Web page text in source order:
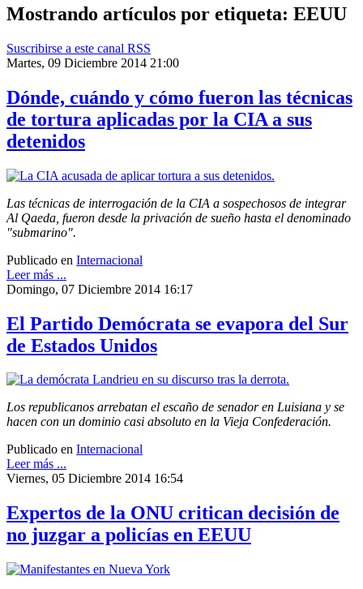
Mostrando artículos por etiqueta: EEUU
Suscribirse a este canal RSS
Martes, 09 Diciembre 2014 21:00
Dónde, cuándo y cómo fueron las técnicas
de tortura aplicadas por la CIA a sus
detenidos
Las técnicas de interrogación de la CIA a sospechosos de integrar
Al Qaeda, fueron desde la privación de sueño hasta el denominado
"submarino".
Publicado en Internacional
Leer más ...
Domingo, 07 Diciembre 2014 16:17
El Partido Demócrata se evapora del Sur
de Estados Unidos
Los republicanos arrebatan el escaño de senador en Luisiana y se
hacen con un dominio casi absoluto en la Vieja Confederación.
Publicado en Internacional
Leer más ...
Viernes, 05 Diciembre 2014 16:54
Expertos de la ONU critican decisión de
no juzgar a policías en EEUU